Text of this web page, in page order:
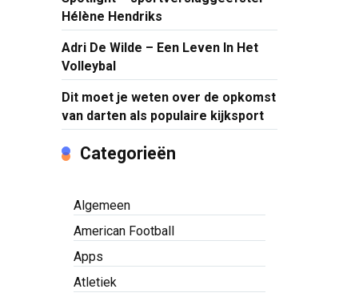
Hélène Hendriks
Adri De Wilde – Een Leven In Het
Volleybal
Dit moet je weten over de opkomst
van darten als populaire kijksport
Categorieën
Algemeen
American Football
Apps
Atletiek